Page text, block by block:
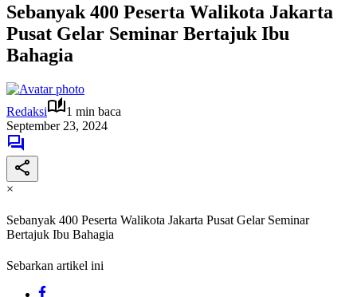
Sebanyak 400 Peserta Walikota Jakarta
Pusat Gelar Seminar Bertajuk Ibu
Bahagia
Redaksi
1 min baca
September 23, 2024
×
Sebanyak 400 Peserta Walikota Jakarta Pusat Gelar Seminar
Bertajuk Ibu Bahagia
Sebarkan artikel ini